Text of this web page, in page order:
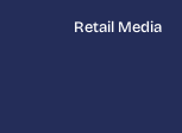
Retail Media